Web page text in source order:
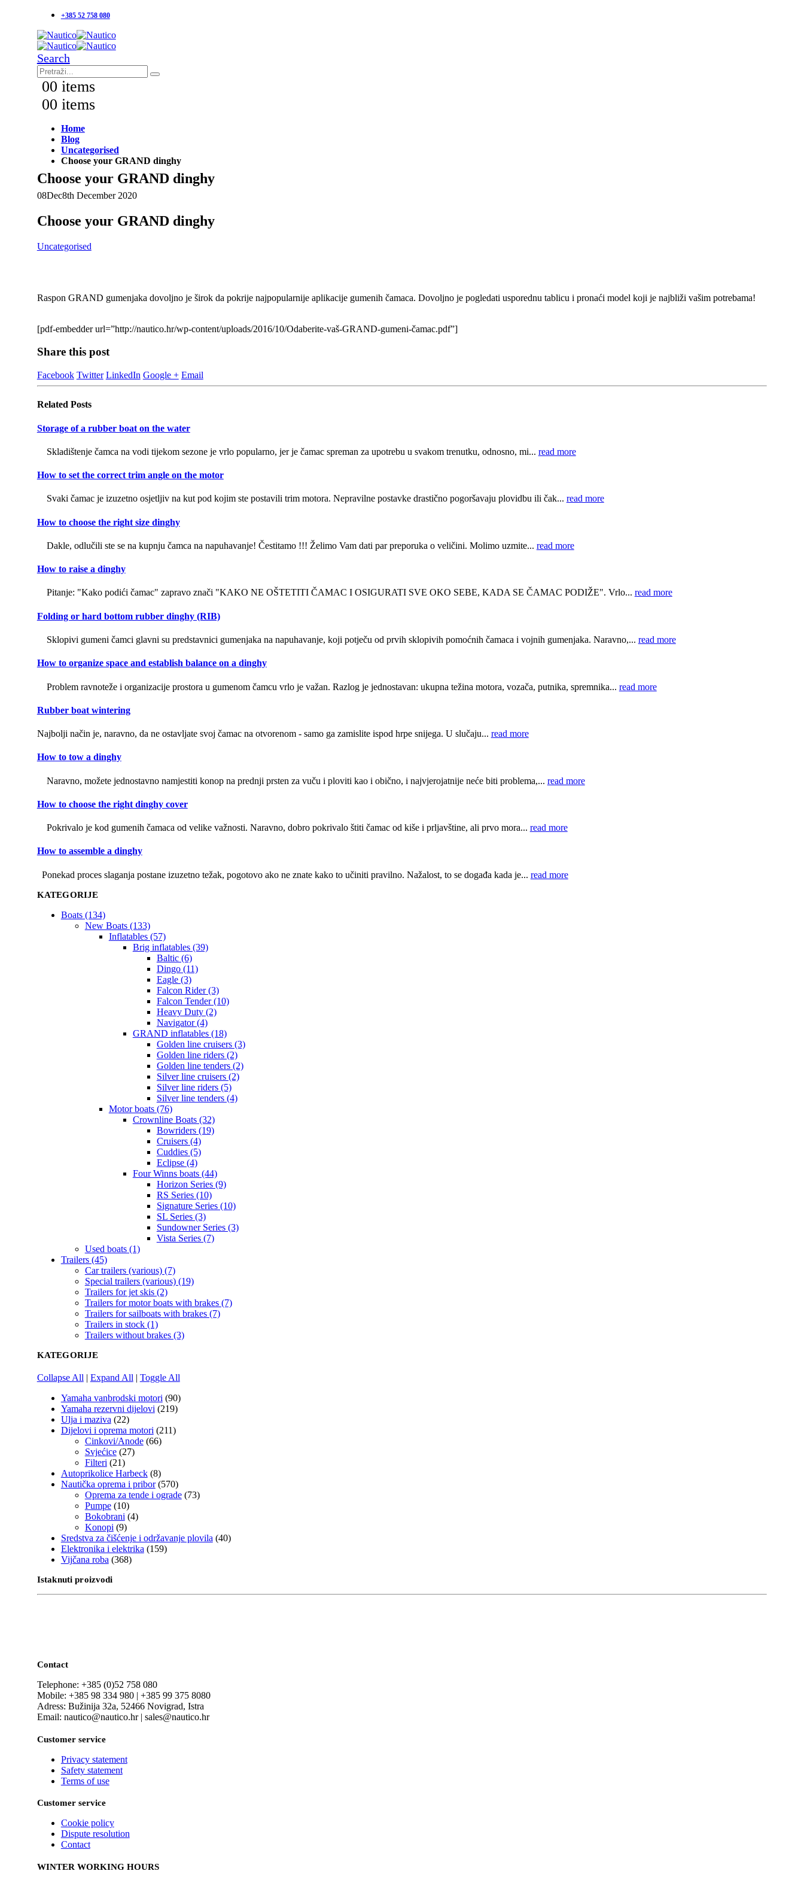
+385 52 758 080
Search
00 items
00 items
Home
Blog
Uncategorised
Choose your GRAND dinghy
Choose your GRAND dinghy
08Dec8th December 2020
Choose your GRAND dinghy
Uncategorised
Raspon GRAND gumenjaka dovoljno je širok da pokrije najpopularnije aplikacije gumenih čamaca. Dovoljno je pogledati usporednu tablicu i pronaći model koji je najbliži vašim potrebama!
[pdf-embedder url=”http://nautico.hr/wp-content/uploads/2016/10/Odaberite-vaš-GRAND-gumeni-čamac.pdf”]
Share this post
Facebook Twitter LinkedIn Google + Email
Related Posts
Storage of a rubber boat on the water
Skladištenje čamca na vodi tijekom sezone je vrlo popularno, jer je čamac spreman za upotrebu u svakom trenutku, odnosno, mi... read more
How to set the correct trim angle on the motor
Svaki čamac je izuzetno osjetljiv na kut pod kojim ste postavili trim motora. Nepravilne postavke drastično pogoršavaju plovidbu ili čak... read more
How to choose the right size dinghy
Dakle, odlučili ste se na kupnju čamca na napuhavanje! Čestitamo !!! Želimo Vam dati par preporuka o veličini. Molimo uzmite... read more
How to raise a dinghy
Pitanje: "Kako podići čamac" zapravo znači "KAKO NE OŠTETITI ČAMAC I OSIGURATI SVE OKO SEBE, KADA SE ČAMAC PODIŽE". Vrlo... read more
Folding or hard bottom rubber dinghy (RIB)
Sklopivi gumeni čamci glavni su predstavnici gumenjaka na napuhavanje, koji potječu od prvih sklopivih pomoćnih čamaca i vojnih gumenjaka. Naravno,... read more
How to organize space and establish balance on a dinghy
Problem ravnoteže i organizacije prostora u gumenom čamcu vrlo je važan. Razlog je jednostavan: ukupna težina motora, vozača, putnika, spremnika... read more
Rubber boat wintering
Najbolji način je, naravno, da ne ostavljate svoj čamac na otvorenom - samo ga zamislite ispod hrpe snijega. U slučaju... read more
How to tow a dinghy
Naravno, možete jednostavno namjestiti konop na prednji prsten za vuču i ploviti kao i obično, i najvjerojatnije neće biti problema,... read more
How to choose the right dinghy cover
Pokrivalo je kod gumenih čamaca od velike važnosti. Naravno, dobro pokrivalo štiti čamac od kiše i prljavštine, ali prvo mora... read more
How to assemble a dinghy
Ponekad proces slaganja postane izuzetno težak, pogotovo ako ne znate kako to učiniti pravilno. Nažalost, to se događa kada je... read more
KATEGORIJE
Boats (134)
New Boats (133)
Inflatables (57)
Brig inflatables (39)
Baltic (6)
Dingo (11)
Eagle (3)
Falcon Rider (3)
Falcon Tender (10)
Heavy Duty (2)
Navigator (4)
GRAND inflatables (18)
Golden line cruisers (3)
Golden line riders (2)
Golden line tenders (2)
Silver line cruisers (2)
Silver line riders (5)
Silver line tenders (4)
Motor boats (76)
Crownline Boats (32)
Bowriders (19)
Cruisers (4)
Cuddies (5)
Eclipse (4)
Four Winns boats (44)
Horizon Series (9)
RS Series (10)
Signature Series (10)
SL Series (3)
Sundowner Series (3)
Vista Series (7)
Used boats (1)
Trailers (45)
Car trailers (various) (7)
Special trailers (various) (19)
Trailers for jet skis (2)
Trailers for motor boats with brakes (7)
Trailers for sailboats with brakes (7)
Trailers in stock (1)
Trailers without brakes (3)
KATEGORIJE
Collapse All | Expand All | Toggle All
Yamaha vanbrodski motori (90)
Yamaha rezervni dijelovi (219)
Ulja i maziva (22)
Dijelovi i oprema motori (211)
Cinkovi/Anode (66)
Svjećice (27)
Filteri (21)
Autoprikolice Harbeck (8)
Nautička oprema i pribor (570)
Oprema za tende i ograde (73)
Pumpe (10)
Bokobrani (4)
Konopi (9)
Sredstva za čišćenje i održavanje plovila (40)
Elektronika i elektrika (159)
Vijčana roba (368)
Istaknuti proizvodi
Contact
Telephone: +385 (0)52 758 080
Mobile: +385 98 334 980 | +385 99 375 8080
Adress: Bužinija 32a, 52466 Novigrad, Istra
Email: nautico@nautico.hr | sales@nautico.hr
Customer service
Privacy statement
Safety statement
Terms of use
Customer service
Cookie policy
Dispute resolution
Contact
WINTER WORKING HOURS